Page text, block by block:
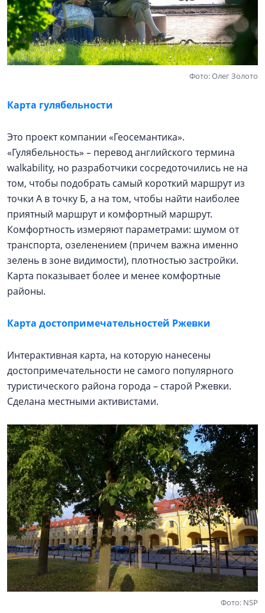
Фото: Олег Золото
Карта гулябельности
Это проект компании «Геосемантика».
«Гулябельность» – перевод английского термина
walkability, но разработчики сосредоточились не на
том, чтобы подобрать самый короткий маршрут из
точки А в точку Б, а на том, чтобы найти наиболее
приятный маршрут и комфортный маршрут.
Комфортность измеряют параметрами: шумом от
транспорта, озеленением (причем важна именно
зелень в зоне видимости), плотностью застройки.
Карта показывает более и менее комфортные
районы.
Карта достопримечательностей Ржевки
Интерактивная карта, на которую нанесены
достопримечательности не самого популярного
туристического района города – старой Ржевки.
Сделана местными активистами.
Фото: NSP